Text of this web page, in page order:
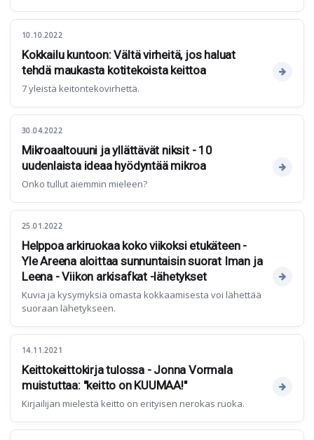
10.10.2022
Kokkailu kuntoon: Vältä virheitä, jos haluat
tehdä maukasta kotitekoista keittoa
7 yleistä keitontekovirhettä.
30.04.2022
Mikroaaltouuni ja yllättävät niksit - 10
uudenlaista ideaa hyödyntää mikroa
Onko tullut aiemmin mieleen?
25.01.2022
Helppoa arkiruokaa koko viikoksi etukäteen -
Yle Areena aloittaa sunnuntaisin suorat Iman ja
Leena - Viikon arkisafkat -lähetykset
Kuvia ja kysymyksiä omasta kokkaamisesta voi lähettää
suoraan lähetykseen.
14.11.2021
Keittokeittokirja tulossa - Jonna Vormala
muistuttaa: "keitto on KUUMAA!"
Kirjailijan mielestä keitto on erityisen nerokas ruoka.